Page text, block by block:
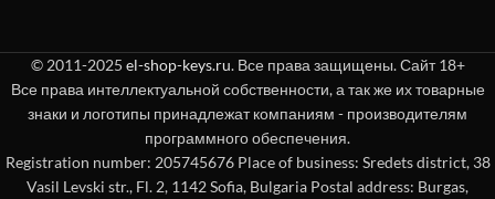
© 2011-2025 el-shop-keys.ru. Все права защищены. Сайт 18+
Все права интеллектуальной собственности, а так же их товарные
знаки и логотипы принадлежат компаниям - производителям
программного обеспечения.
Registration number: 205745676 Place of business: Sredets district, 38
Vasil Levski str., Fl. 2, 1142 Sofia, Bulgaria Postal address: Burgas,